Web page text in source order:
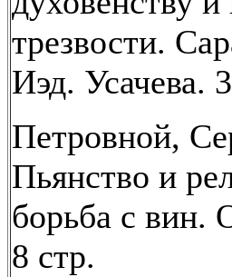
трезвости.
Иэд. Усачева.
Петровной,
Пьянство и
борьба с вин.
8 стр.